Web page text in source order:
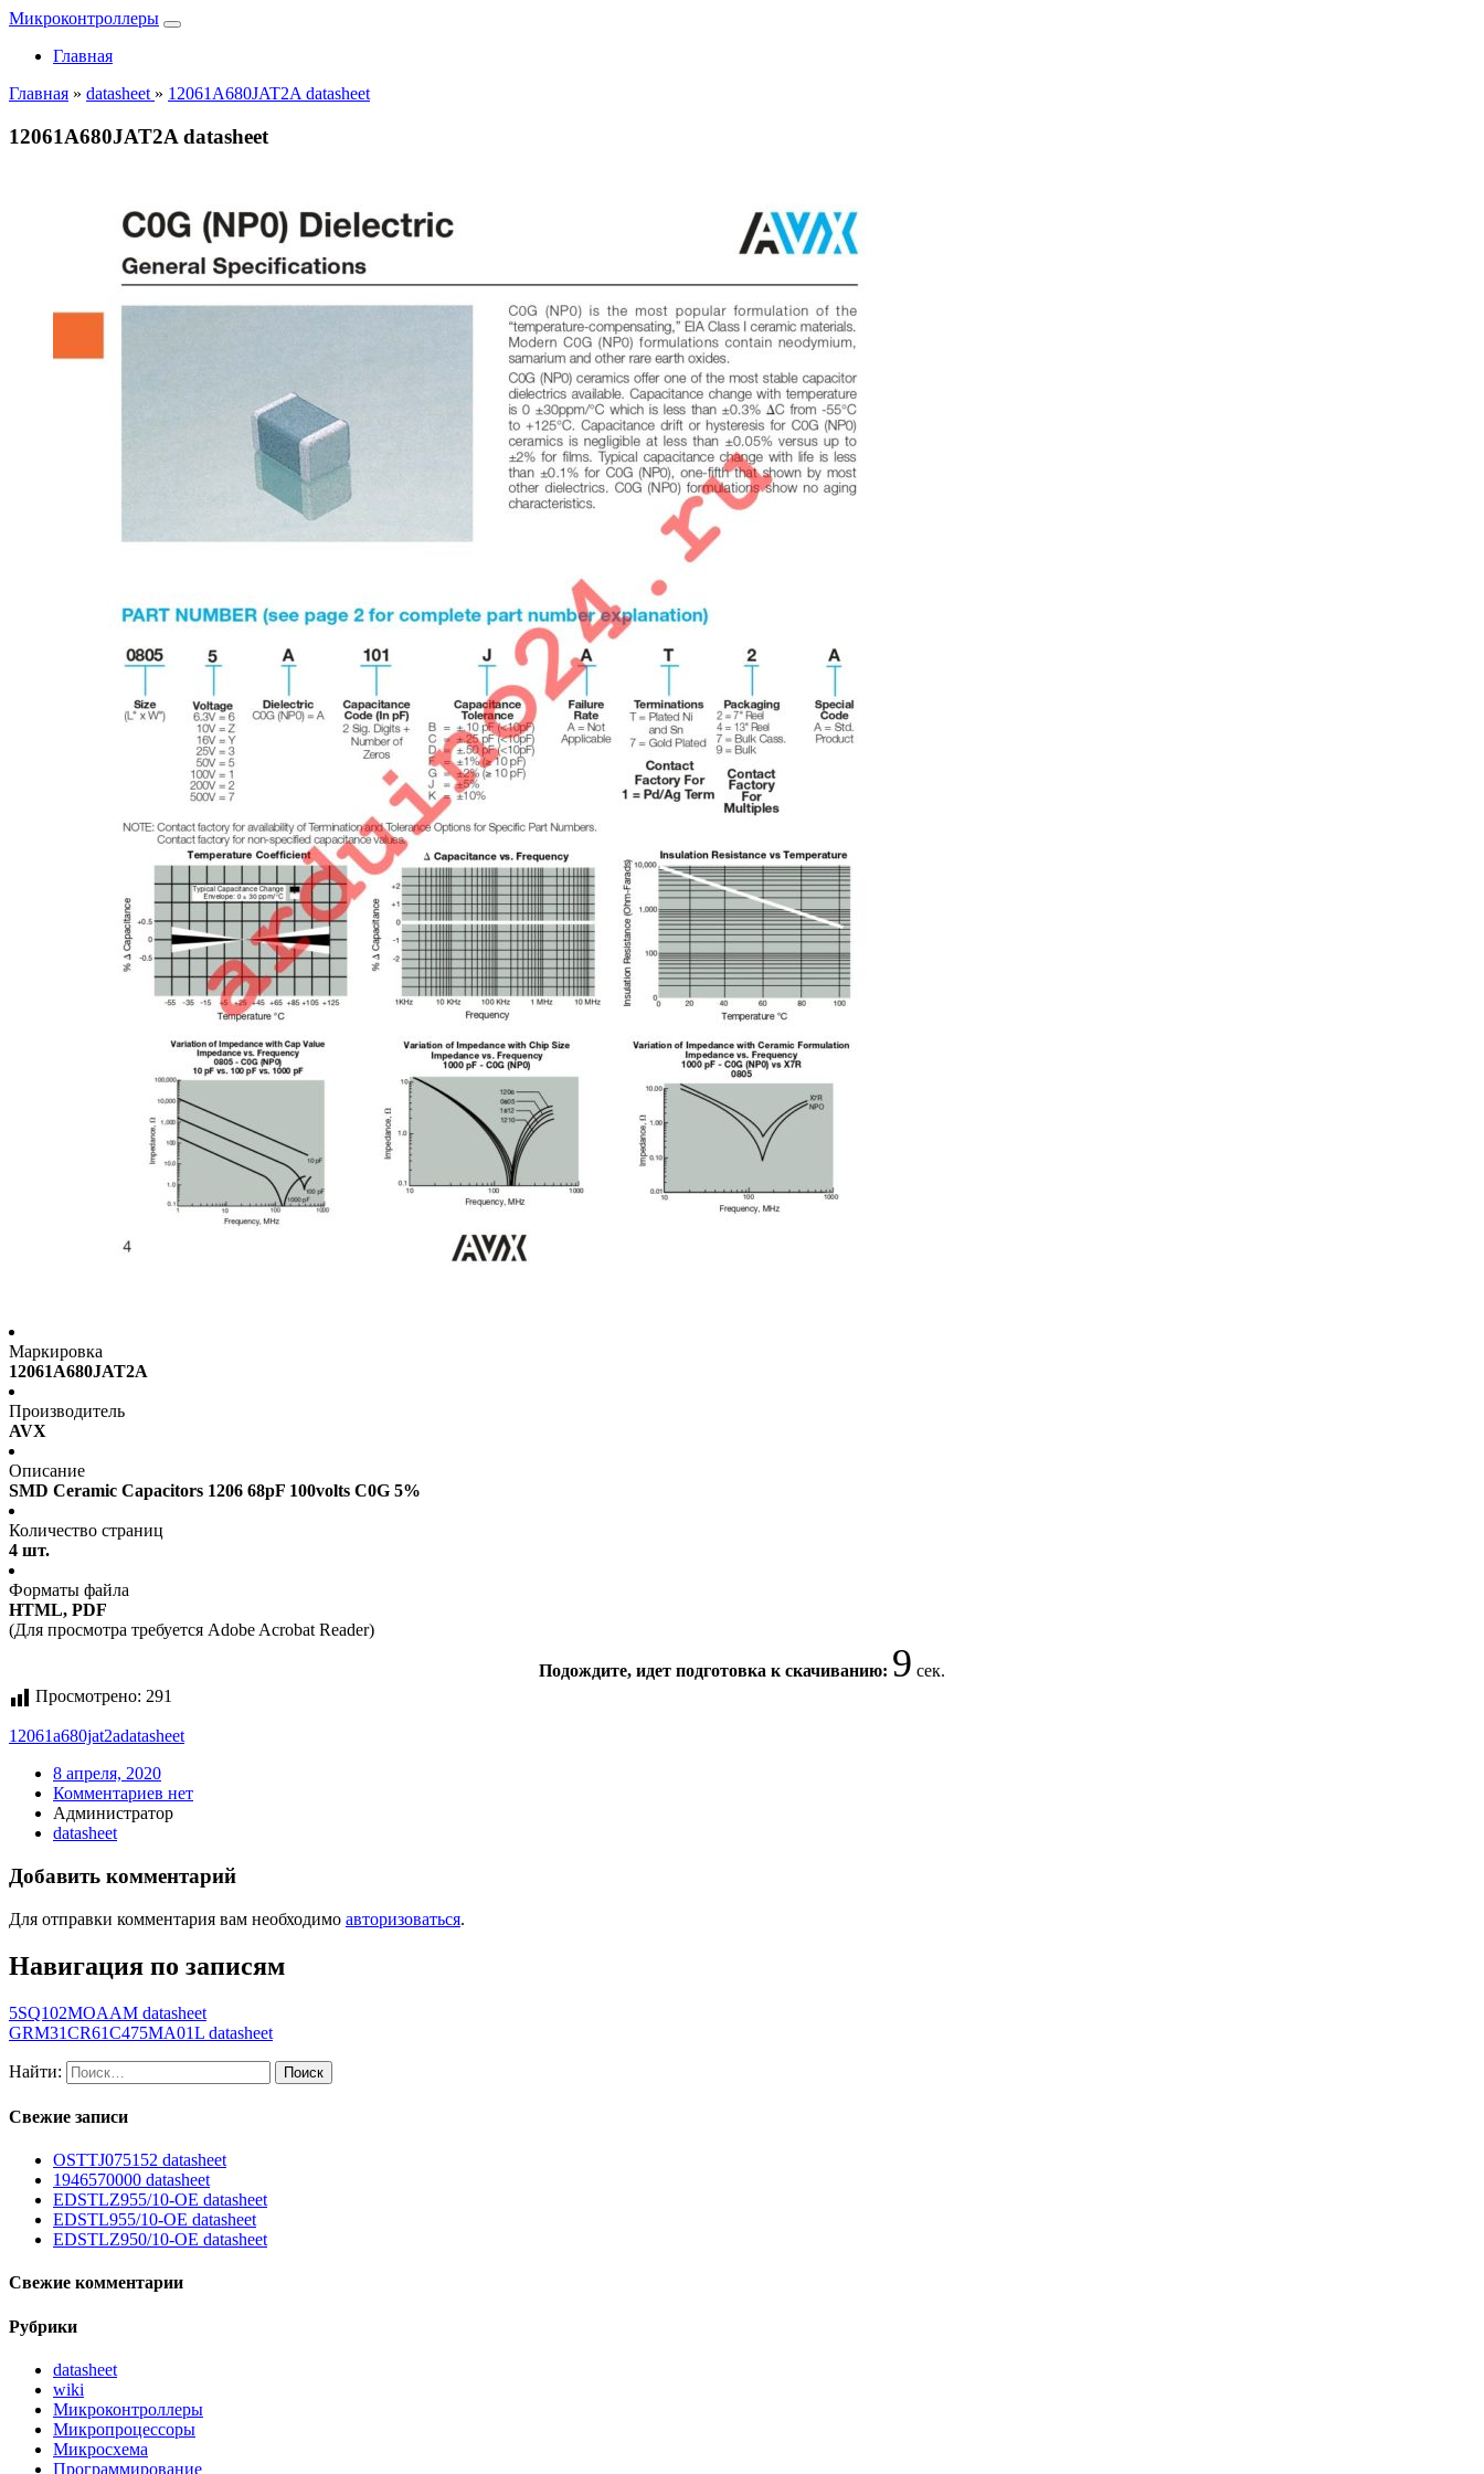
Микроконтроллеры
Главная
Главная » datasheet » 12061A680JAT2A datasheet
12061A680JAT2A datasheet
Маркировка
12061A680JAT2A
Производитель
AVX
Описание
SMD Ceramic Capacitors 1206 68pF 100volts C0G 5%
Количество страниц
4 шт.
Форматы файла
HTML, PDF
(Для просмотра требуется Adobe Acrobat Reader)
Подождите, идет подготовка к скачиванию: 8 сек.
Просмотрено: 291
12061a680jat2adatasheet
8 апреля, 2020
Комментариев нет
Администратор
datasheet
Добавить комментарий
Для отправки комментария вам необходимо авторизоваться.
Навигация по записям
5SQ102MOAAM datasheet
GRM31CR61C475MA01L datasheet
Найти:
Свежие записи
OSTTJ075152 datasheet
1946570000 datasheet
EDSTLZ955/10-OE datasheet
EDSTL955/10-OE datasheet
EDSTLZ950/10-OE datasheet
Свежие комментарии
Рубрики
datasheet
wiki
Микроконтроллеры
Микропроцессоры
Микросхема
Программирование